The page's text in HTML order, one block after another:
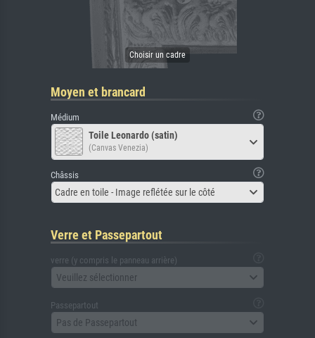
Moyen et brancard
Médium
Toile Leonardo (satin)
(Canvas Venezia)
Châssis
Cadre en toile - Image reflétée sur le côté
Verre et Passepartout
verre (y compris le panneau arrière)
Veuillez sélectionner
Passepartout
Pas de Passepartout